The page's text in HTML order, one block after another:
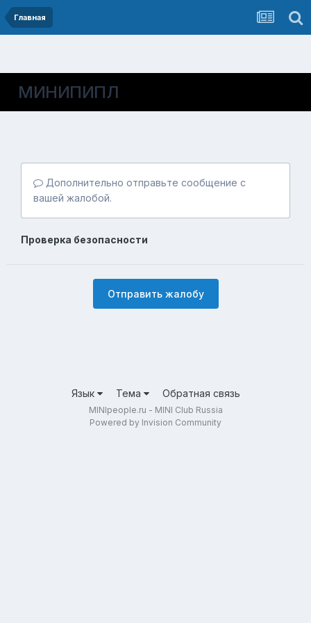
Главная
МИНИПИПЛ
Дополнительно отправьте сообщение с
вашей жалобой.
Проверка безопасности
Отправить жалобу
Язык Тема Обратная связь
MINIpeople.ru - MINI Club Russia
Powered by Invision Community